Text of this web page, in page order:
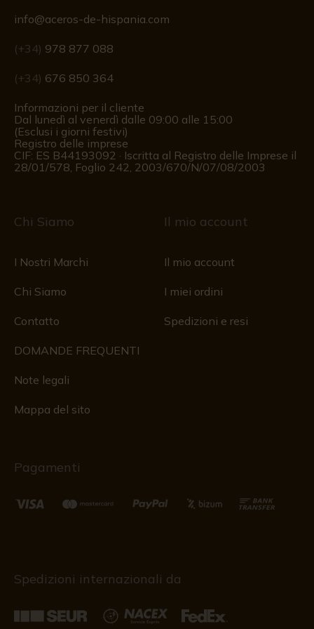
info@aceros-de-hispania.com
(+34) 978 877 088
(+34) 676 850 364
Informazioni per il cliente
Dal lunedì al venerdì dalle 09:00 alle 15:00
(Esclusi i giorni festivi)
Registro delle imprese
CIF: ES B44193092 · Iscritta al Registro delle Imprese il
28/01/578, Foglio 242, 2003/670/N/07/08/2003
Chi Siamo
I Nostri Marchi
Chi Siamo
Contatto
DOMANDE FREQUENTI
Note legali
Mappa del sito
Il mio account
Il mio account
I miei ordini
Spedizioni e resi
Pagamenti
Spedizioni internazionali da